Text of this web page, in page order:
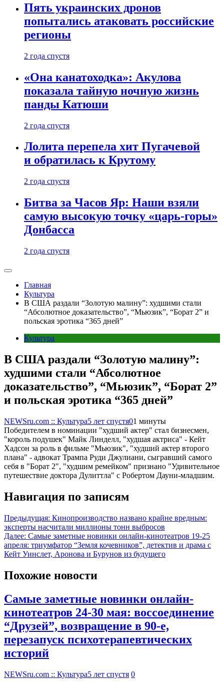
Пять украинских дронов
попытались атаковать российские
регионы
2 года спустя
«Она канатоходка»: Акулова
показала тайную ночную жизнь
панды Катюши
2 года спустя
Лолита перепела хит Пугачевой
и обратилась к Крутому
2 года спустя
Битва за Часов Яр: Наши взяли
самую высокую точку «царь-горы»
Донбасса
2 года спустя
Главная
Культура
В США раздали “Золотую малину”: худшими стали
“Абсолютное доказательство”, “Мьюзик”, “Борат 2” и
польская эротика “365 дней”
Культура
В США раздали “Золотую малину”:
худшими стали “Абсолютное
доказательство”, “Мьюзик”, “Борат 2”
и польская эротика “365 дней”
NEWSru.com :: Культура5 лет спустя01 минуты
Победителем в номинации "худший актер" стал бизнесмен,
"король подушек" Майк Линделл, "худшая актриса" - Кейт
Хадсон за роль в фильме "Мьюзик", "худший актер второго
плана" - адвокат Трампа Руди Джулиани, сыгравший самого
себя в "Борат 2", "худшим ремейком" признано "Удивительное
путешествие доктора Дулиттла" с Робертом Дауни-младшим.
Навигация по записям
Предыдущая: Кинопроизводство названо крайне вредным:
эксперты насчитали миллионы тонн выбросов
Далее: Самые заметные новинки онлайн-кинотеатров 19-25
апреля: триумфатор “Земля кочевников”, детектив и драма с
Кейт Уинслет, Аронова и Бурунов из будущего
Похожие новости
Самые заметные новинки онлайн-
кинотеатров 24-30 мая: воссоединение
“Друзей”, возвращение в 90-е,
перезапуск психотерапевтических
историй
NEWSru.com :: Культура5 лет спустя 0